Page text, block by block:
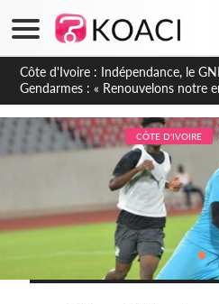
Sierra Leone : Un projet de réforme
gestation, points clés des
CÔTE D'IVOIRE